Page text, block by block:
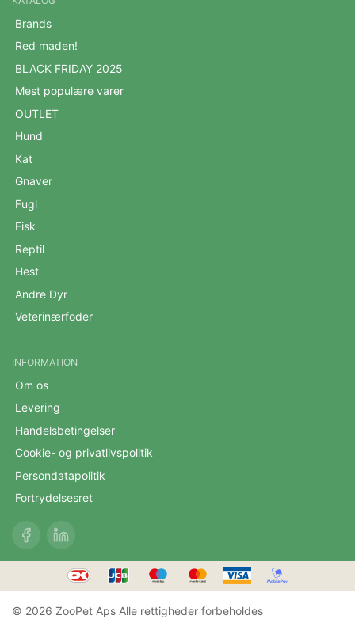
Brands
Red maden!
BLACK FRIDAY 2025
Mest populære varer
OUTLET
Hund
Kat
Gnaver
Fugl
Fisk
Reptil
Hest
Andre Dyr
Veterinærfoder
INFORMATION
Om os
Levering
Handelsbetingelser
Cookie- og privatlivspolitik
Persondatapolitik
Fortrydelsesret
© 2026 ZooPet Aps Alle rettigheder forbeholdes